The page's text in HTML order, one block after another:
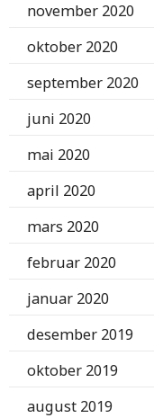
november 2020
oktober 2020
september 2020
juni 2020
mai 2020
april 2020
mars 2020
februar 2020
januar 2020
desember 2019
oktober 2019
august 2019